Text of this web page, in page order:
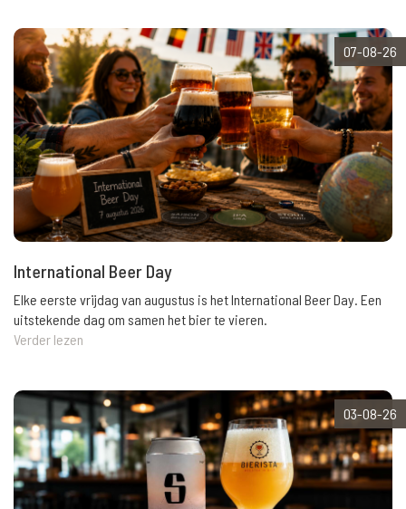
07-08-26
International Beer Day
Elke eerste vrijdag van augustus is het International Beer Day. Een
uitstekende dag om samen het bier te vieren.
Verder lezen
03-08-26